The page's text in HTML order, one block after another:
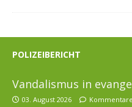
POLIZEIBERICHT
Vandalismus in
03. August 2026